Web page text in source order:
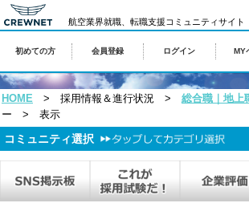
航空業界就職、転職支援コミュニティサイト
初めての方 会員登録 ログイン MY
HOME > 採用情報＆進行状況 > 総合職｜地上
ー > 表示
コミュニティ選択